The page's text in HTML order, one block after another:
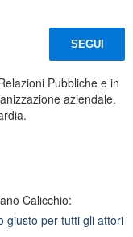
SEGUI
Pubbliche e in
aziendale.
Calicchio:
giusto per tutti gli attori